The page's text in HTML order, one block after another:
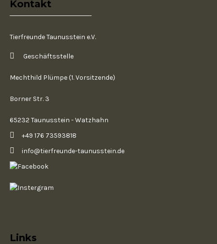
Kontakt
Tierfreunde Taunusstein e.V.
Geschäftsstelle
Mechthild Plümpe (1. Vorsitzende)
Borner Str. 3
65232 Taunusstein - Watzhahn
+49 176 73593818
info@tierfreunde-taunusstein.de
Links